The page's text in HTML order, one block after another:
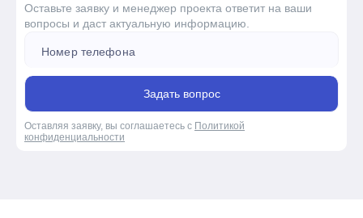
Оставьте заявку и менеджер проекта ответит на ваши
вопросы и даст актуальную информацию.
Задать вопрос
Оставляя заявку, вы соглашаетесь с Политикой
конфиденциальности